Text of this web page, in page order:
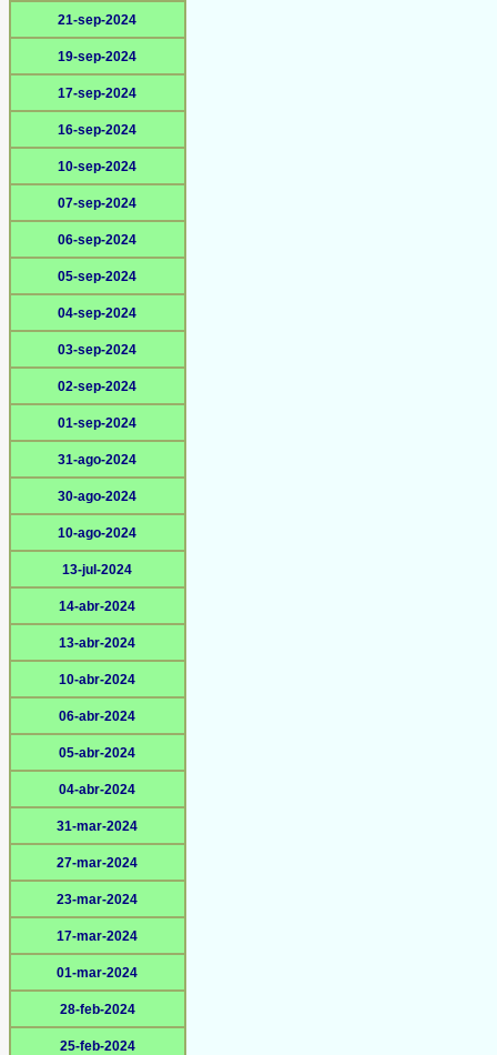
21-sep-2024
19-sep-2024
17-sep-2024
16-sep-2024
10-sep-2024
07-sep-2024
06-sep-2024
05-sep-2024
04-sep-2024
03-sep-2024
02-sep-2024
01-sep-2024
31-ago-2024
30-ago-2024
10-ago-2024
13-jul-2024
14-abr-2024
13-abr-2024
10-abr-2024
06-abr-2024
05-abr-2024
04-abr-2024
31-mar-2024
27-mar-2024
23-mar-2024
17-mar-2024
01-mar-2024
28-feb-2024
25-feb-2024